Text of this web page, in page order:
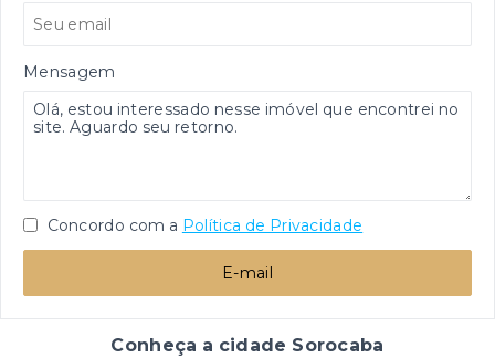
Mensagem
Concordo com a Política de Privacidade
E-mail
Conheça a cidade Sorocaba